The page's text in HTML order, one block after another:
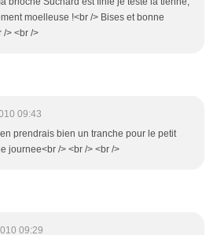
moelleuse !<br /> Bises et bonne
/> <br />
09:43
prendrais bien un tranche pour le petit
journee<br /> <br /> <br />
09:29